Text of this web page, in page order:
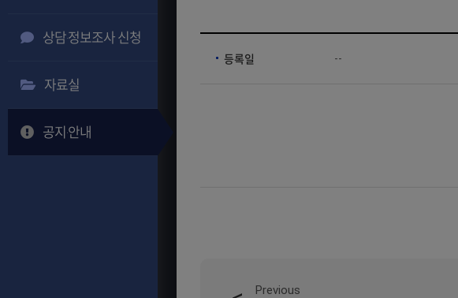
상담·정보조사 신청
자료실
공지·안내
등록일 --
Previous